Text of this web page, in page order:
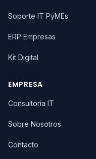
Soporte IT PyMEs
ERP Empresas
Kit Digital
EMPRESA
Consultoría IT
Sobre Nosotros
Contacto